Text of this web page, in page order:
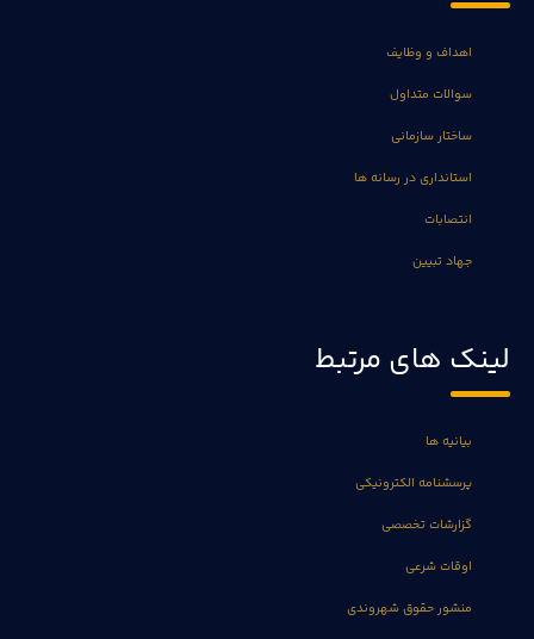
اهداف و وظایف
سوالات متداول
ساختار سازمانی
استانداری در رسانه ها
انتصابات
جهاد تبیین
لینک های مرتبط
بیانیه ها
پرسشنامه الکترونیکی
گزارشات تخصصی
اوقات شرعی
منشور حقوق شهروندی